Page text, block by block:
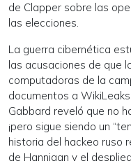
de Clapper sobre las
las elecciones.
La guerra cibernética
las acusaciones de que
computadoras de la
documentos a
Gabbard reveló que no
¡pero sigue siendo un
historia del hackeo ruso
de Hannigan y el